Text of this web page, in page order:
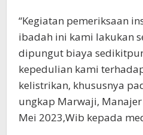
“Kegiatan pemeriksaan
ibadah ini kami lakukan
dipungut biaya
kepedulian kami
kelistrikan, khususnya
ungkap Marwaji, Manajer
Mei 2023,Wib kepada